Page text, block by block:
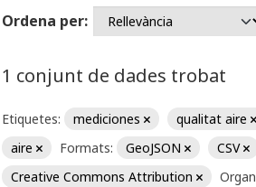
Ordena per
1 conjunt de dades trobat
Etiquetes: mediciones qualitat aire
aire
Formats: GeoJSON CSV
Creative Commons Attribution